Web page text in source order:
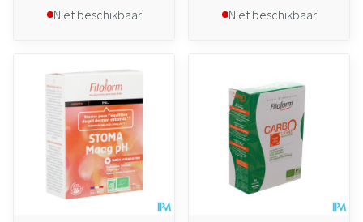
Niet beschikbaar Niet beschikbaar